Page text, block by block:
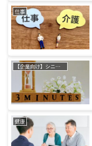
仕事
【企業向け】シニア採用
健康